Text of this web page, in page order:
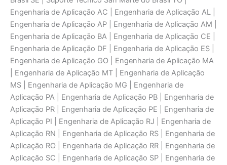
Engenharia de Aplicaçāo AC | Engenharia de Aplicaçāo AL |
Engenharia de Aplicaçāo AP | Engenharia de Aplicaçāo AM |
Engenharia de Aplicaçāo BA | Engenharia de Aplicaçāo CE |
Engenharia de Aplicaçāo DF | Engenharia de Aplicaçāo ES |
Engenharia de Aplicaçāo GO | Engenharia de Aplicaçāo MA
| Engenharia de Aplicaçāo MT | Engenharia de Aplicaçāo
MS | Engenharia de Aplicaçāo MG | Engenharia de
Aplicaçāo PA | Engenharia de Aplicaçāo PB | Engenharia de
Aplicaçāo PR | Engenharia de Aplicaçāo PE | Engenharia de
Aplicaçāo PI | Engenharia de Aplicaçāo RJ | Engenharia de
Aplicaçāo RN | Engenharia de Aplicaçāo RS | Engenharia de
Aplicaçāo RO | Engenharia de Aplicaçāo RR | Engenharia de
Aplicaçāo SC | Engenharia de Aplicaçāo SP | Engenharia de